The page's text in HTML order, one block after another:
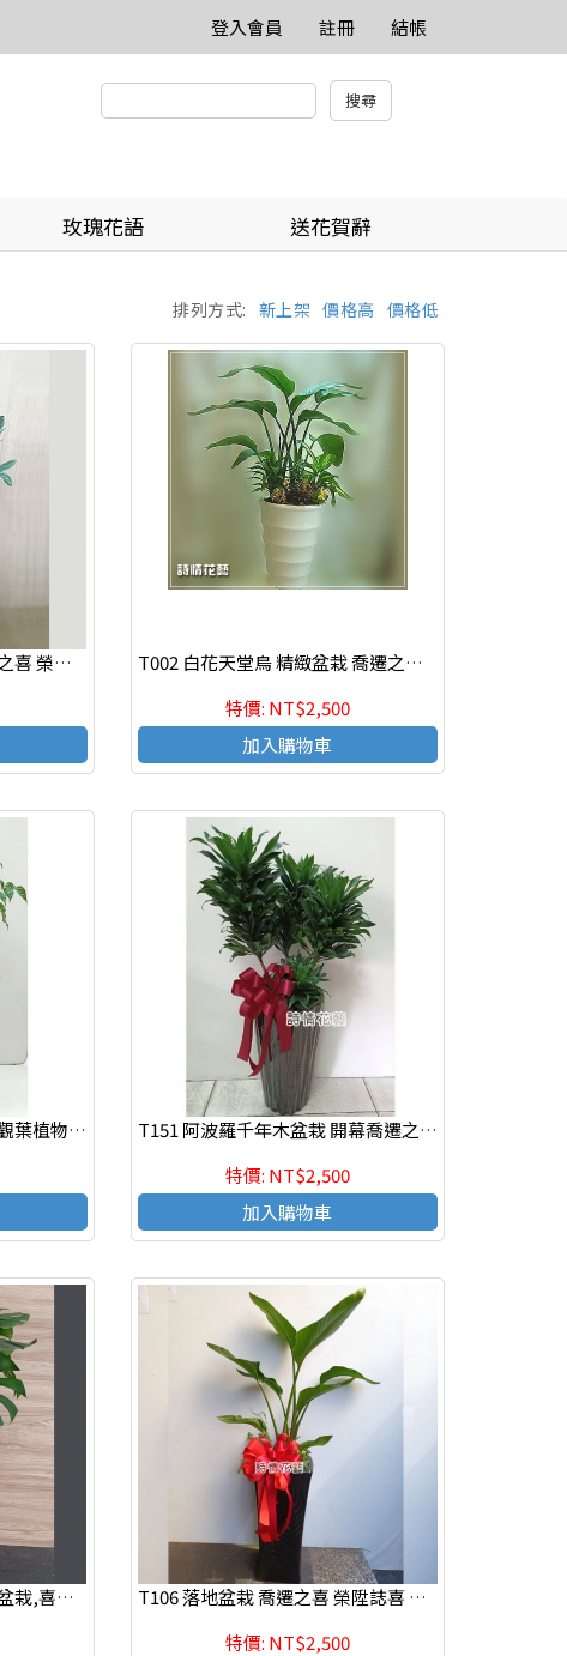
登入會員 註冊 結帳
玫瑰花語 送花賀辭
價格低
價格高
新上架
排列方式:
T039 金錢樹組合盆栽 喬遷之喜 榮陞誌喜盆栽
T002 白花天堂鳥 精緻盆栽 喬遷之喜 榮陞誌喜盆栽
特價: NT$2,500
加入購物車
T150 鴻圖大展 旺財綠寶樹觀葉植物組合盆栽 開運盆栽 組合盆栽 祝賀盆栽
T151 阿波羅千年木盆栽 開幕喬遷之喜 榮陞誌喜盆栽
特價: NT$2,500
加入購物車
T104 龜背竹 時尚造型組合盆栽,喜慶組合盆栽
T106 落地盆栽 喬遷之喜 榮陞誌喜 開幕盆栽
特價: NT$2,500